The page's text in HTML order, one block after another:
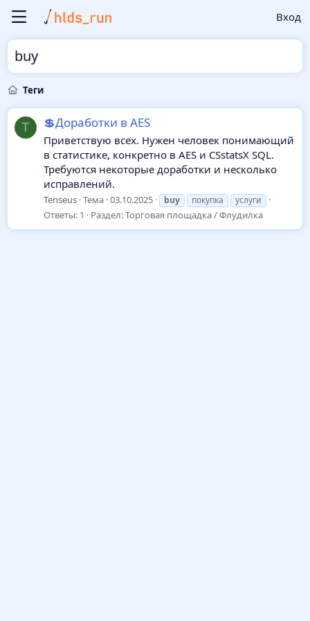
Вход
buy
Теги
T 💲Доработки в AES
Приветствую всех. Нужен человек понимающий
в статистике, конкретно в AES и CSstatsX SQL.
Требуются некоторые доработки и несколько
исправлений.
Tenseus Тема 03.10.2025 buy покупка услуги
Ответы: 1 Раздел:Торговая площадка / Флудилка